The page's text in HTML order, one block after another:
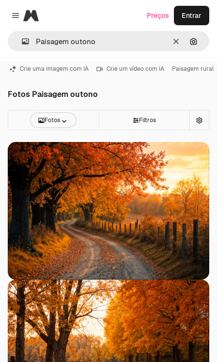
Close menu
Magnific
Limpar
Preços Entrar
Crie uma imagem com IA Crie um vídeo com IA Paisagem rural
Fotos Paisagem outono
Fotos Filtros